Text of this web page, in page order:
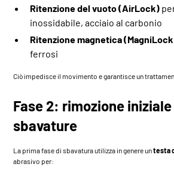
Ritenzione del vuoto (AirLock)
inossidabile, acciaio al carbonio
Ritenzione magnetica
ferrosi
Ciò impedisce il movimento e garantisce un
Fase 2: rimozione
sbavature
La prima fase di sbavatura utilizza in genere untesta
abrasivo per: